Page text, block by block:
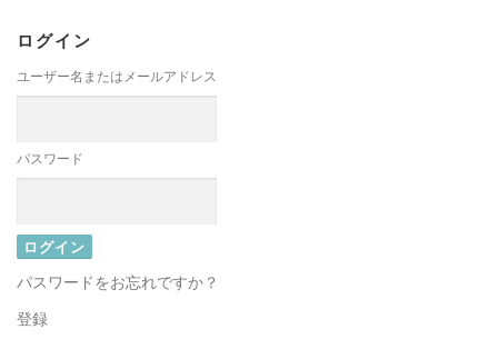
ログイン
ユーザー名またはメールアドレス
パスワード
パスワードをお忘れですか？
登録